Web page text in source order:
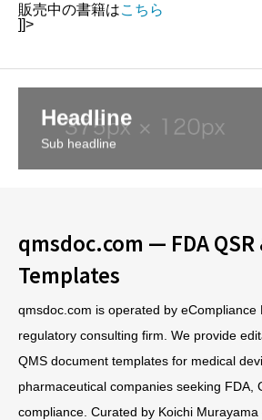
販売中の書籍はこちら
]]>
Headline
Sub headline
qmsdoc.com — FDA QSR
Templates
qmsdoc.com is operated by eCompliance
regulatory consulting firm. We provide
QMS document templates for medical
pharmaceutical companies seeking FDA,
compliance. Curated by Koichi